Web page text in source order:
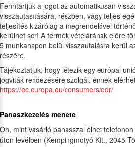
Fenntartjuk a jogot az automatikusan
visszautasítására, részben, vagy teljes
teljesítés kizárólag a megrendelővel
kerülhet sor! A termék vételárának előre
5 munkanapon belül visszautalásra kerül
részére.
Tájékoztatjuk, hogy létezik egy európai
jogviták rendezésére szolgál, ennek
https://ec.europa.eu/consumers/odr/
Panaszkezelés menete
Ön, mint vásárló panasszal élhet telefonon
úton levélben (Kempingmotyó Kft., 2045